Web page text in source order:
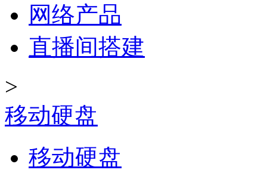
网络产品
直播间搭建
>
移动硬盘
移动硬盘